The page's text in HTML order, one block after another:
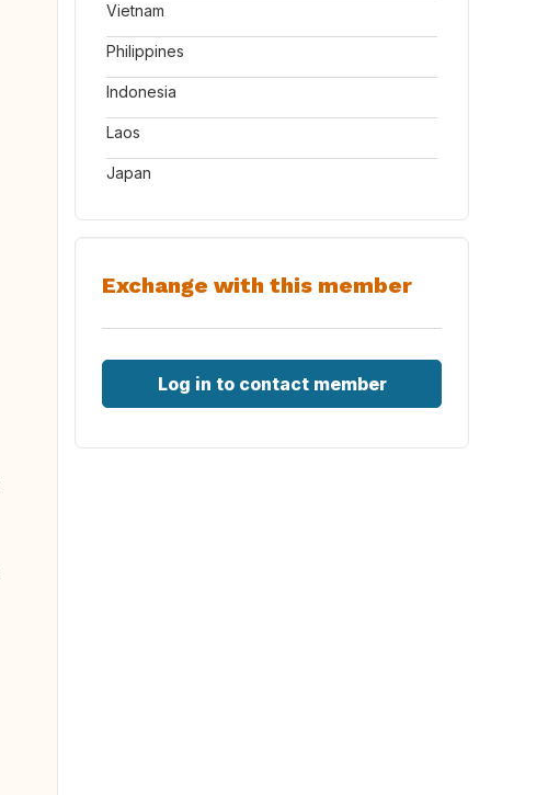
Vietnam
Philippines
Indonesia
Laos
Japan
Exchange with this member
Log in to contact member